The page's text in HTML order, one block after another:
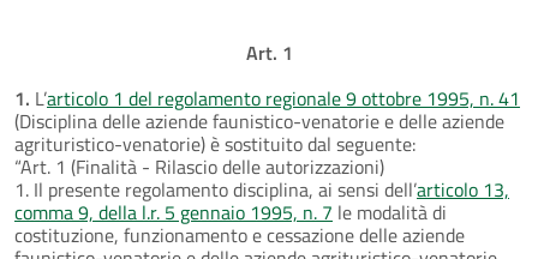
Art. 1
1. L’articolo 1 del regolamento regionale 9 ottobre 1995, n. 41
(Disciplina delle aziende faunistico-venatorie e delle aziende
agrituristico-venatorie) è sostituito dal seguente:
“Art. 1 (Finalità - Rilascio delle autorizzazioni)
1. Il presente regolamento disciplina, ai sensi dell’articolo 13,
comma 9, della l.r. 5 gennaio 1995, n. 7 le modalità di
costituzione, funzionamento e cessazione delle aziende